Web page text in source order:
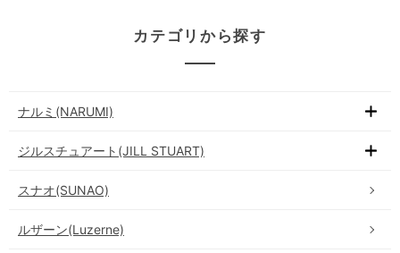
カテゴリから探す
ナルミ(NARUMI)
ジルスチュアート(JILL STUART)
スナオ(SUNAO)
ルザーン(Luzerne)